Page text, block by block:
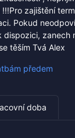
zajištění
Pokud
dispozici, zanech
těším Tvá Alex
předem
doba